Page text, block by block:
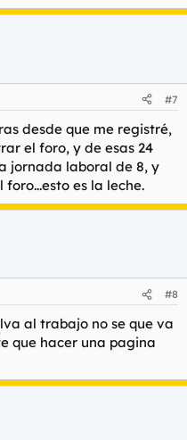
#7
desde que me registré,
el foro, y de esas 24
jornada laboral de 8, y
es la leche.
#8
al trabajo no se que va
que hacer una pagina